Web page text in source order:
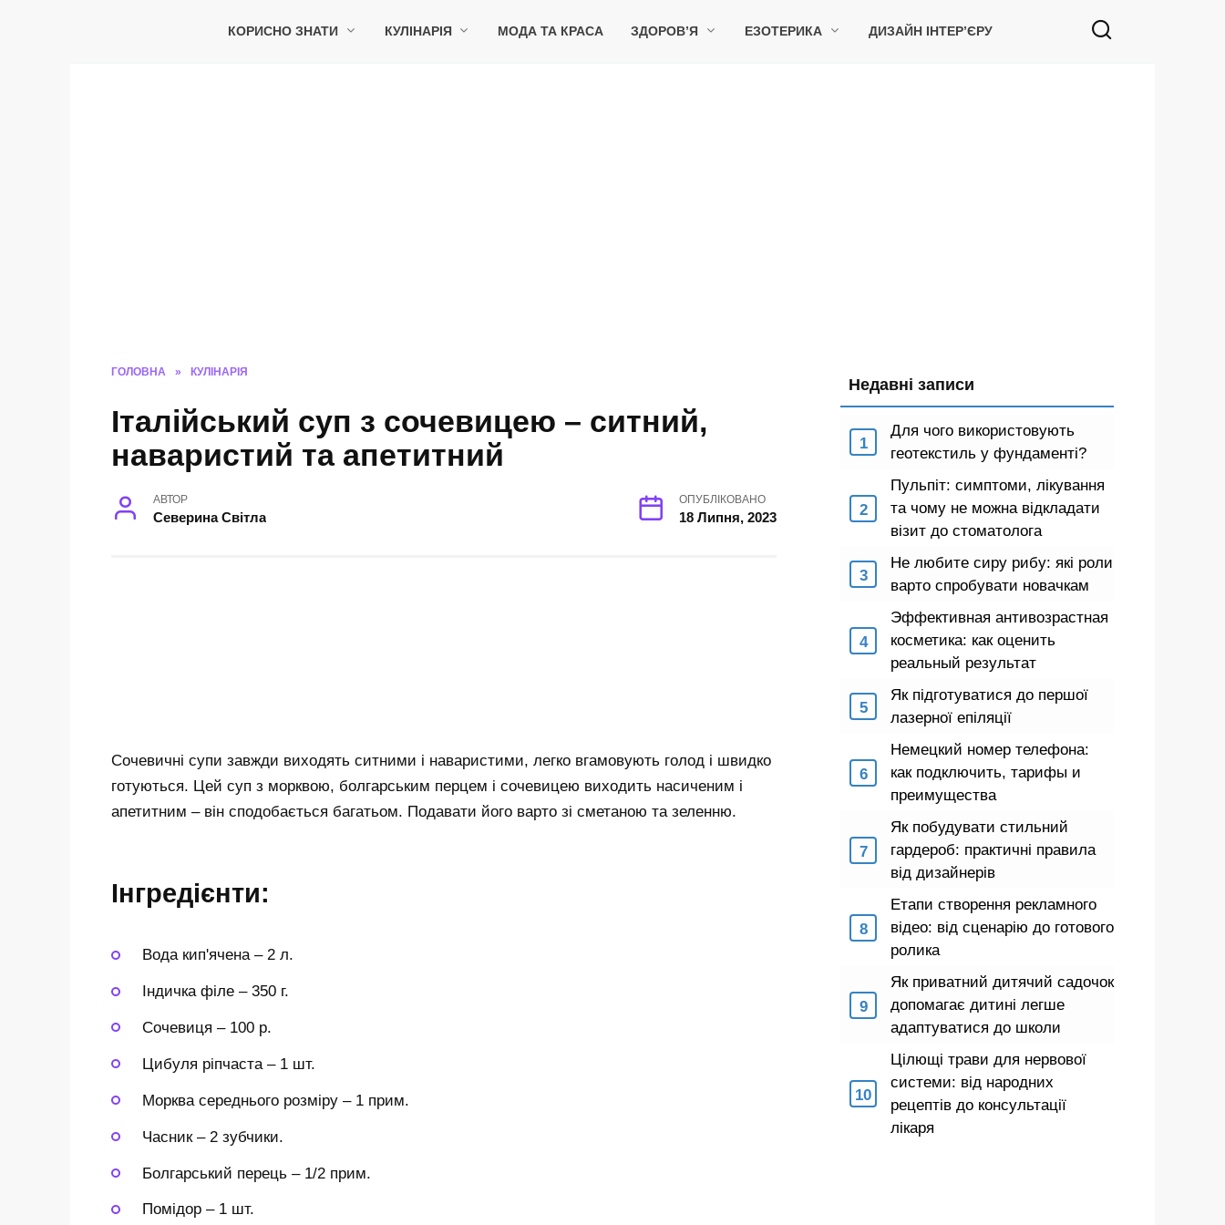
КОРИСНО ЗНАТИ КУЛІНАРІЯ МОДА ТА КРАСА ЗДОРОВ’Я ЕЗОТЕРИКА ДИЗАЙН ІНТЕР’ЄРУ
ГОЛОВНА » КУЛІНАРІЯ
Італійський суп з сочевицею – ситний,
наваристий та апетитний
АВТОР
Северина Світла
ОПУБЛІКОВАНО
18 Липня, 2023
Сочевичні супи завжди виходять ситними і наваристими, легко вгамовують голод і швидко
готуються. Цей суп з морквою, болгарським перцем і сочевицею виходить насиченим і
апетитним – він сподобається багатьом. Подавати його варто зі сметаною та зеленню.
Інгредієнти:
Вода кип'ячена– 2 л.
Індичка філе – 350 г.
Сочевиця – 100 р.
Цибуля ріпчаста– 1 шт.
Морква середнього розміру – 1 прим.
Часник– 2 зубчики.
Болгарський перець – 1/2 прим.
Помідор – 1 шт.
Недавні записи
Для чого використовують
геотекстиль у фундаменті?
Пульпіт: симптоми, лікування
та чому не можна відкладати
візит до стоматолога
Не любите сиру рибу: які роли
варто спробувати новачкам
Эффективная антивозрастная
косметика: как оценить
реальный результат
Як підготуватися до першої
лазерної епіляції
Немецкий номер телефона:
как подключить, тарифы и
преимущества
Як побудувати стильний
гардероб: практичні правила
від дизайнерів
Етапи створення рекламного
відео: від сценарію до готового
ролика
Як приватний дитячий садочок
допомагає дитині легше
адаптуватися до школи
Цілющі трави для нервової
системи: від народних
рецептів до консультації
лікаря